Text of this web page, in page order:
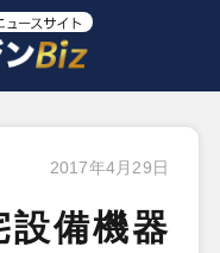
2017年4月29日
設備機器